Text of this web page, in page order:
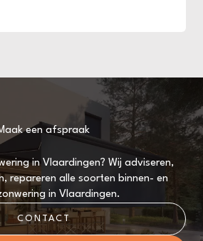
een afspraak
in Vlaardingen? Wij adviseren,
repareren alle soorten binnen- en
in Vlaardingen.
CONTACT